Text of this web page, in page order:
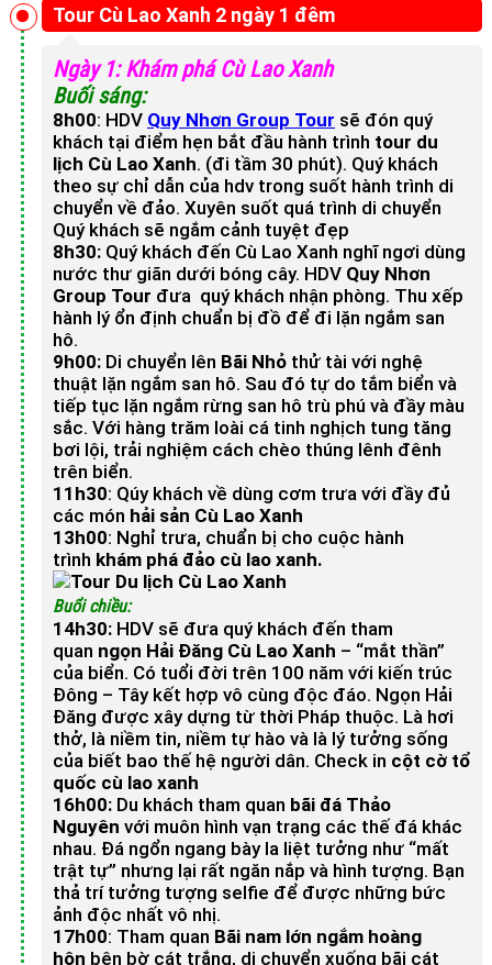
Tour Cù Lao Xanh 2 ngày 1 đêm
Ngày 1: Khám phá Cù Lao Xanh
Buối sáng:
8h00: HDV Quy Nhơn Group Tour sẽ đón quý
khách tại điểm hẹn bắt đầu hành trình tour du
lịch Cù Lao Xanh. (đi tầm 30 phút). Quý khách
theo sự chỉ dẫn của hdv trong suốt hành trình di
chuyển về đảo. Xuyên suốt quá trình di chuyển
Quý khách sẽ ngắm cảnh tuyệt đẹp
8h30: Quý khách đến Cù Lao Xanh nghĩ ngơi dùng
nước thư giãn dưới bóng cây. HDV Quy Nhơn
Group Tour đưa quý khách nhận phòng. Thu xếp
hành lý ổn định chuẩn bị đồ để đi lặn ngắm san
hô.
9h00: Di chuyển lên Bãi Nhỏ thử tài với nghệ
thuật lặn ngắm san hô. Sau đó tự do tắm biển và
tiếp tục lặn ngắm rừng san hô trù phú và đầy màu
sắc. Với hàng trăm loài cá tinh nghịch tung tăng
bơi lội, trải nghiệm cách chèo thúng lênh đênh
trên biển.
11h30: Qúy khách về dùng cơm trưa với đầy đủ
các món hải sản Cù Lao Xanh
13h00: Nghỉ trưa, chuẩn bị cho cuộc hành
trình khám phá đảo cù lao xanh.
Buổi chiều:
14h30: HDV sẽ đưa quý khách đến tham
quan ngọn Hải Đăng Cù Lao Xanh – “mắt thần”
của biển. Có tuổi đời trên 100 năm với kiến trúc
Đông – Tây kết hợp vô cùng độc đáo. Ngọn Hải
Đăng được xây dựng từ thời Pháp thuộc. Là hơi
thở, là niềm tin, niềm tự hào và là lý tưởng sống
của biết bao thế hệ người dân. Check in cột cờ tổ
quốc cù lao xanh
16h00: Du khách tham quan bãi đá Thảo
Nguyên với muôn hình vạn trạng các thế đá khác
nhau. Đá ngổn ngang bày la liệt tưởng như “mất
trật tự” nhưng lại rất ngăn nắp và hình tượng. Bạn
thả trí tưởng tượng selfie để được những bức
ảnh độc nhất vô nhị.
17h00: Tham quan Bãi nam lớn ngắm hoàng
hôn bên bờ cát trắng, di chuyển xuống bãi cát